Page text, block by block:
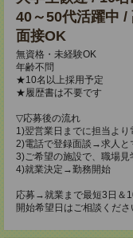
40～50代活躍中 /
面接OK
無資格・未経験OK
年齢不問
★10名以上採用予定
★履歴書は不要です
▽応募後の流れ
1)翌営業日までに担当よ
2)電話で登録面談→求人と
3)ご希望の施設で、職場見
4)就業決定→勤務開始
応募→就業まで最短3日＆
開始希望日はご相談くだ